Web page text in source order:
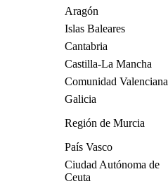
Aragón
Islas Baleares
Cantabria
Castilla-La Mancha
Comunidad Valenciana
Galicia
Región de Murcia
País Vasco
Ciudad Autónoma de
Ceuta